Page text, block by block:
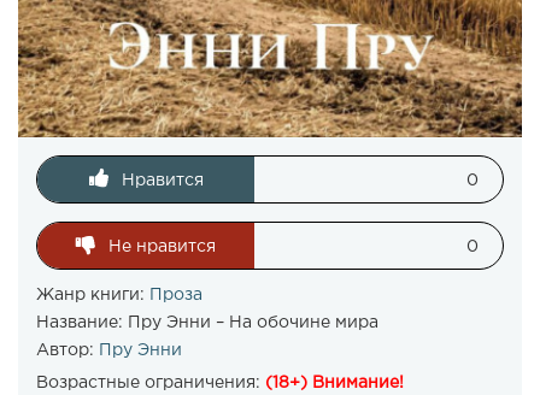
Нравится 0
Не нравится 0
Жанр книги:
Проза
Название: Пру Энни – На обочине мира
Автор:
Пру Энни
Возрастные ограничения: (18+) Внимание!